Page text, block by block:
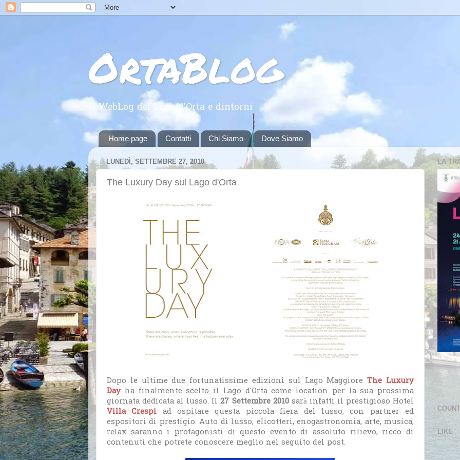
OrtaBlog
Il WebLog del Lago d'Orta e dintorni
Home page Contatti Chi Siamo Dove Siamo
LUNEDÌ, SETTEMBRE 27, 2010
The Luxury Day sul Lago d'Orta
Dopo le ultime due fortunatissime edizioni sul Lago MaggioreThe Luxury
Day ha finalmente scelto il Lago d'Orta come location per la sua prossima
giornata dedicata al lusso. Il27 Settembre 2010sarà infatti il prestigioso Hotel
Villa Crespi ad ospitare questa piccola fiera del lusso, con partner ed
espositori di prestigio. Auto di lusso, elicotteri, enogastronomia, arte, musica,
relax saranno i protagonisti di questo evento di assoluto rilievo, ricco di
contenuti che potrete conoscere meglio nel seguito del post.
LA
LIKE